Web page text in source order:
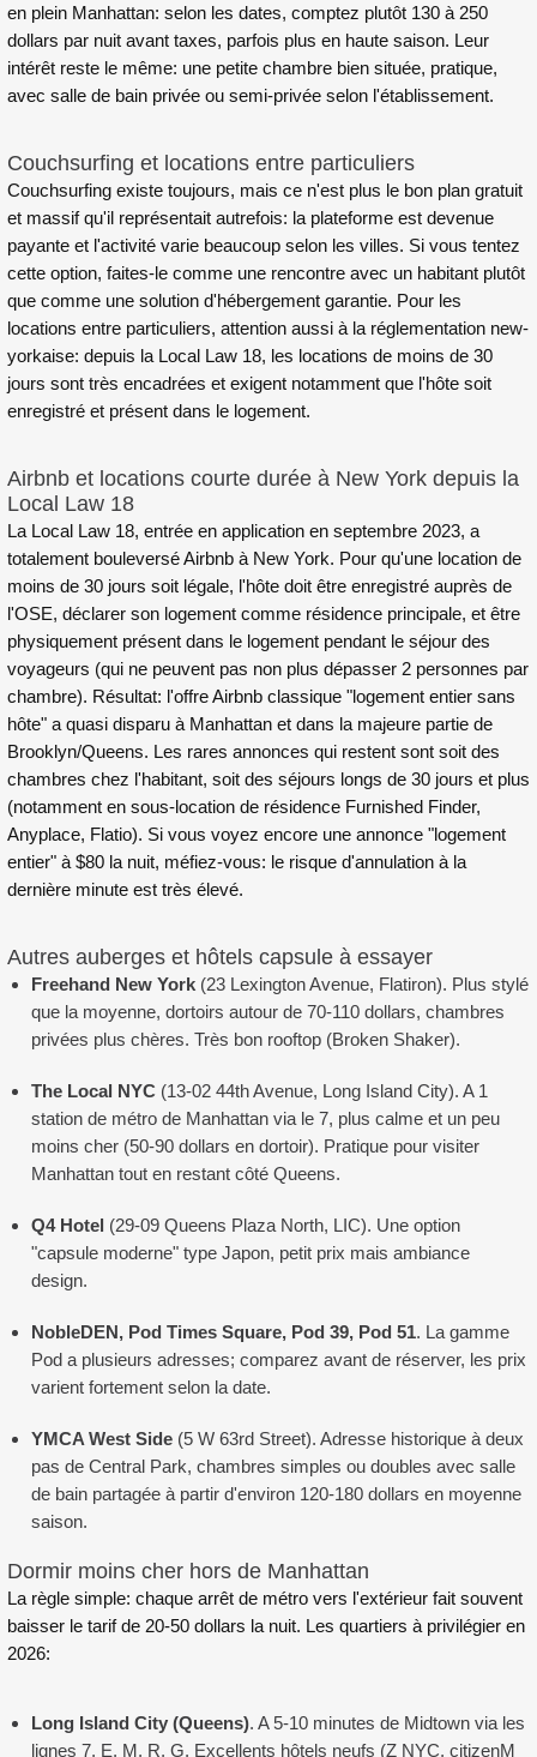
en plein Manhattan: selon les dates, comptez plutôt 130 à 250
dollars par nuit avant taxes, parfois plus en haute saison. Leur
intérêt reste le même: une petite chambre bien située, pratique,
avec salle de bain privée ou semi-privée selon l'établissement.
Couchsurfing et locations entre particuliers
Couchsurfing existe toujours, mais ce n'est plus le bon plan gratuit
et massif qu'il représentait autrefois: la plateforme est devenue
payante et l'activité varie beaucoup selon les villes. Si vous tentez
cette option, faites-le comme une rencontre avec un habitant plutôt
que comme une solution d'hébergement garantie. Pour les
locations entre particuliers, attention aussi à la réglementation new-
yorkaise: depuis la Local Law 18, les locations de moins de 30
jours sont très encadrées et exigent notamment que l'hôte soit
enregistré et présent dans le logement.
Airbnb et locations courte durée à New York depuis la
Local Law 18
La Local Law 18, entrée en application en septembre 2023, a
totalement bouleversé Airbnb à New York. Pour qu'une location de
moins de 30 jours soit légale, l'hôte doit être enregistré auprès de
l'OSE, déclarer son logement comme résidence principale, et être
physiquement présent dans le logement pendant le séjour des
voyageurs (qui ne peuvent pas non plus dépasser 2 personnes par
chambre). Résultat: l'offre Airbnb classique "logement entier sans
hôte" a quasi disparu à Manhattan et dans la majeure partie de
Brooklyn/Queens. Les rares annonces qui restent sont soit des
chambres chez l'habitant, soit des séjours longs de 30 jours et plus
(notamment en sous-location de résidence Furnished Finder,
Anyplace, Flatio). Si vous voyez encore une annonce "logement
entier" à $80 la nuit, méfiez-vous: le risque d'annulation à la
dernière minute est très élevé.
Autres auberges et hôtels capsule à essayer
Freehand New York (23 Lexington Avenue, Flatiron). Plus stylé
que la moyenne, dortoirs autour de 70-110 dollars, chambres
privées plus chères. Très bon rooftop (Broken Shaker).
The Local NYC (13-02 44th Avenue, Long Island City). A 1
station de métro de Manhattan via le 7, plus calme et un peu
moins cher (50-90 dollars en dortoir). Pratique pour visiter
Manhattan tout en restant côté Queens.
Q4 Hotel (29-09 Queens Plaza North, LIC). Une option
"capsule moderne" type Japon, petit prix mais ambiance
design.
NobleDEN, Pod Times Square, Pod 39, Pod 51. La gamme
Pod a plusieurs adresses; comparez avant de réserver, les prix
varient fortement selon la date.
YMCA West Side (5 W 63rd Street). Adresse historique à deux
pas de Central Park, chambres simples ou doubles avec salle
de bain partagée à partir d'environ 120-180 dollars en moyenne
saison.
Dormir moins cher hors de Manhattan
La règle simple: chaque arrêt de métro vers l'extérieur fait souvent
baisser le tarif de 20-50 dollars la nuit. Les quartiers à privilégier en
2026:
Long Island City (Queens). A 5-10 minutes de Midtown via les
lignes 7, E, M, R, G. Excellents hôtels neufs (Z NYC, citizenM